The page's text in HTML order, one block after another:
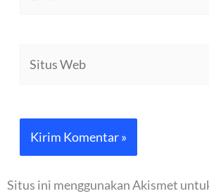
Web
Situs ini menggunakan Akismet